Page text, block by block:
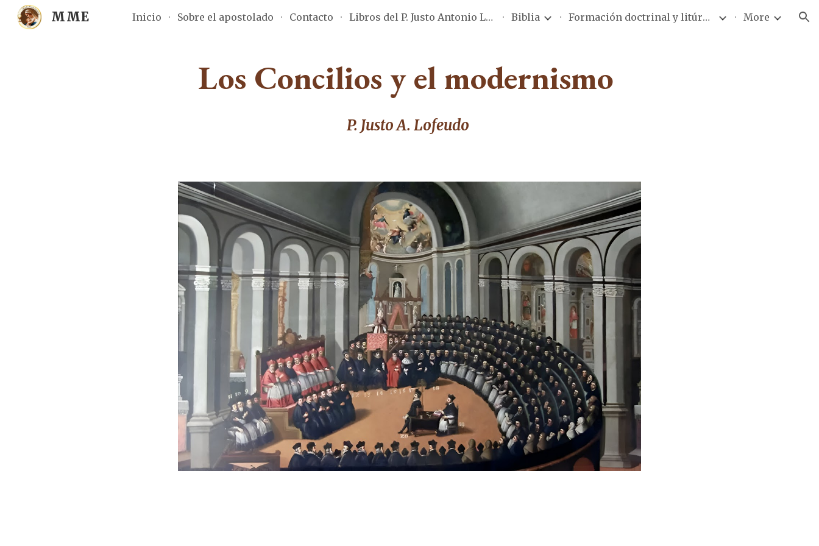
Skip to main content Skip to navigation
MME Inicio Sobre el apostolado Contacto Libros del P. Justo Antonio Lofeudo Biblia Formación doctrinal y litúrgica More
Los Concilios y el modernismo
P. Justo A. Lofeudo